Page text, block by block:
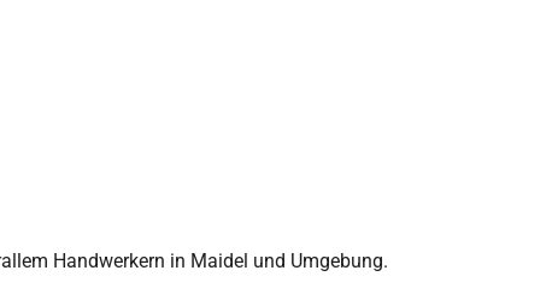
Handwerkern in Maidel und Umgebung.